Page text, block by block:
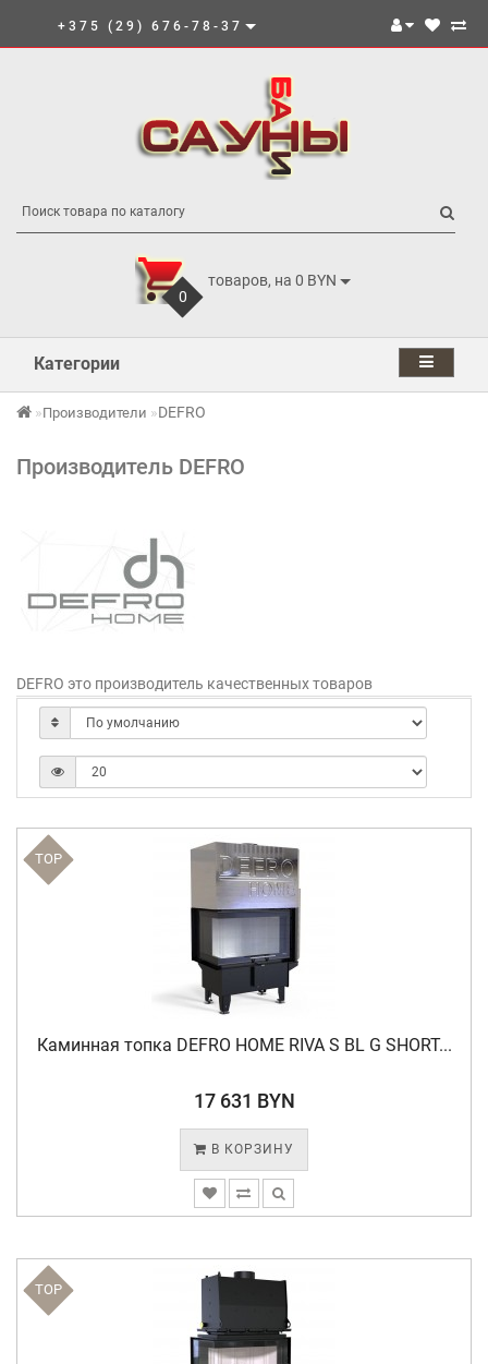
+375 (29) 676-78-37
0
товаров, на 0 BYN
Категории
Производители DEFRO
Производитель DEFRO
DEFRO это производитель качественных товаров
TOP
Каминная топка DEFRO HOME RIVA S BL G SHORT...
17 631 BYN
В КОРЗИНУ
TOP